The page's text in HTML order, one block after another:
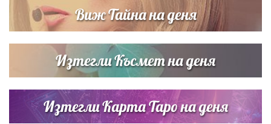
Виж Тайна на деня
Изтегли Късмет на деня
Изтегли Карта Таро на деня